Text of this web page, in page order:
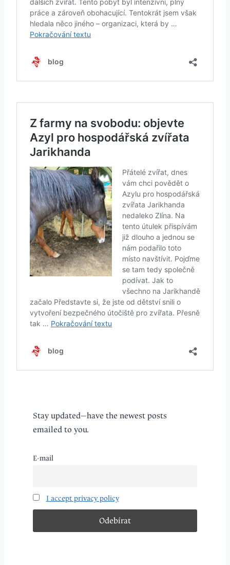
Stay updated—have the newest posts
emailed to you.
E-mail
I accept privacy policy